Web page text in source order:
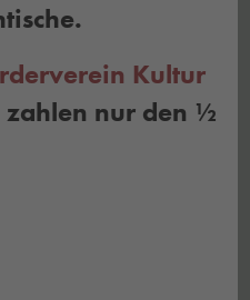
Kultur
zahlen nur den ½